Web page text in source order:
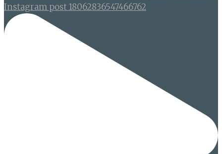
Instagram post 18062836547466762